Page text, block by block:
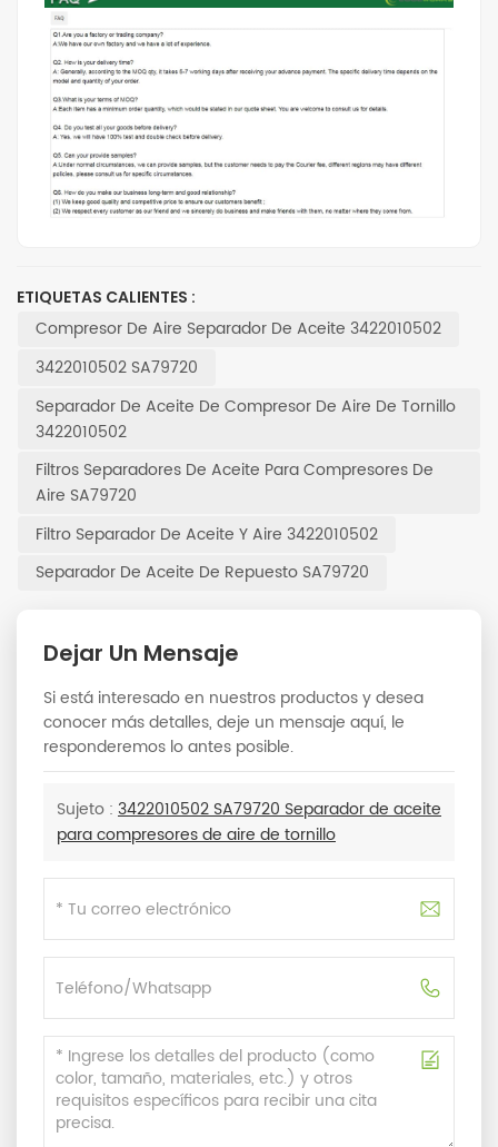
ETIQUETAS CALIENTES :
Compresor De Aire Separador De Aceite 3422010502
3422010502 SA79720
Separador De Aceite De Compresor De Aire De Tornillo
3422010502
Filtros Separadores De Aceite Para Compresores De
Aire SA79720
Filtro Separador De Aceite Y Aire 3422010502
Separador De Aceite De Repuesto SA79720
Dejar Un Mensaje
Si está interesado en nuestros productos y desea
conocer más detalles, deje un mensaje aquí, le
responderemos lo antes posible.
Sujeto : 3422010502 SA79720 Separador de aceite
para compresores de aire de tornillo